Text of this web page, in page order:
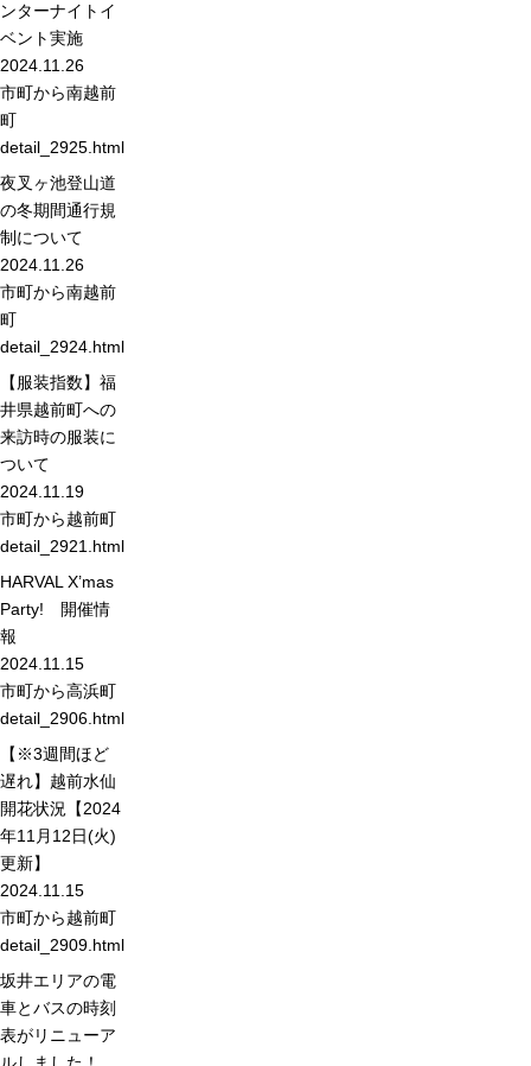
ンターナイトイ
ベント実施
2024.11.26
市町から南越前
町
detail_2925.html
夜叉ヶ池登山道
の冬期間通行規
制について
2024.11.26
市町から南越前
町
detail_2924.html
【服装指数】福
井県越前町への
来訪時の服装に
ついて
2024.11.19
市町から越前町
detail_2921.html
HARVAL X’mas
Party! 開催情
報
2024.11.15
市町から高浜町
detail_2906.html
【※3週間ほど
遅れ】越前水仙
開花状況【2024
年11月12日(火)
更新】
2024.11.15
市町から越前町
detail_2909.html
坂井エリアの電
車とバスの時刻
表がリニューア